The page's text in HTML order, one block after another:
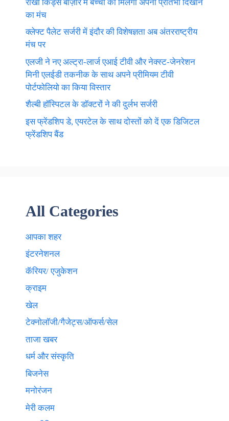
राखी किड्स बाज़ार में बच्चों को मिलेगा अपनी प्रतिभा दिखाने
का मंच
क्लेफ्ट पैलेट सर्जरी में इंदौर की विशेषज्ञता अब अंतरराष्ट्रीय
मंच पर
एलजी ने नए अल्ट्रा-लार्ज एआई टीवी और नेक्स्ट-जेनरेशन
मिनी एलईडी तकनीक के साथ अपने प्रीमियम टीवी
पोर्टफोलियो का किया विस्तार
शैल्बी हॉस्पिटल के डॉक्टरों ने की दुर्लभ सर्जरी
इस फ्रेंडशिप डे, एयरटेल के साथ दोस्तों को दें एक डिजिटल
फ्रेंडशिप बैंड
All Categories
आपका शहर
इंटरनेशनल
कॅरियर/ एजुकेशन
क्राइम
खेल
टेक्नाेलाॅजी/गैजेट्स/ऑफर्स/सेल
ताजा खबर
धर्म और संस्कृति
बिजनेस
मनोरंजन
मेरी कलम